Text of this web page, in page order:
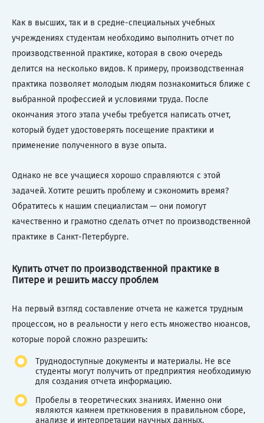
Как в высших, так и в средне-специальных учебных
учреждениях студентам необходимо выполнить отчет по
производственной практике, которая в свою очередь
делится на несколько видов. К примеру, производственная
практика позволяет молодым людям познакомиться ближе с
выбранной профессией и условиями труда. После
окончания этого этапа учебы требуется написать отчет,
который будет удостоверять посещение практики и
применение полученного в вузе опыта.
Однако не все учащиеся хорошо справляются с этой
задачей. Хотите решить проблему и сэкономить время?
Обратитесь к нашим специалистам — они помогут
качественно и грамотно сделать отчет по производственной
практике в Санкт-Петербурге.
Купить отчет по производственной практике в
Питере и решить массу проблем
На первый взгляд составление отчета не кажется трудным
процессом, но в реальности у него есть множество нюансов,
которые порой сложно разрешить:
Труднодоступные документы и материалы. Не все
студенты могут получить от предприятия необходимую
для создания отчета информацию.
Пробелы в теоретических знаниях. Именно они
являются камнем преткновения в правильном сборе,
анализе и интерпретации научных данных.